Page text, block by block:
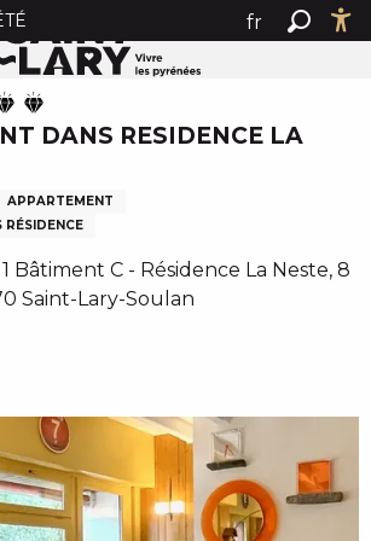
ACTUELLE HIVER : PASSER EN MODE
D’ACCUEIL ACTUELLE HIVER :
fr
DANS RESIDENCE LA NESTE
DANS RESIDENCE LA
APPARTEMENT
Bâtiment C - Résidence La Neste, 8
Saint-Lary-Soulan